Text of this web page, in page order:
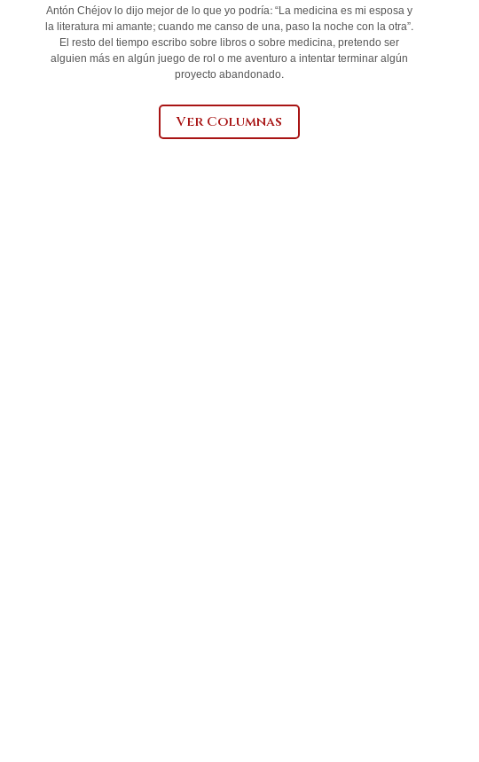
Antón Chéjov lo dijo mejor de lo que yo podría: “La medicina es mi esposa y
la literatura mi amante; cuando me canso de una, paso la noche con la otra”.
El resto del tiempo escribo sobre libros o sobre medicina, pretendo ser
alguien más en algún juego de rol o me aventuro a intentar terminar algún
proyecto abandonado.
Ver Columnas